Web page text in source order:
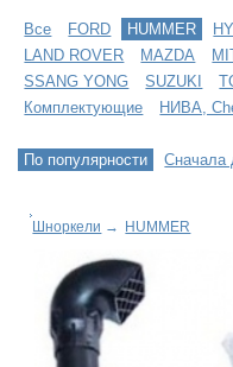
Все FORD HUMMER
LAND ROVER
MAZDA
SSANG YONG
SUZUKI
Комплектующие
НИВА,
По популярности Сначала
Шноркели → HUMMER